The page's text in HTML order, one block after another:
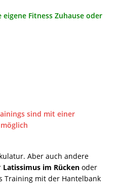
eigene Fitness Zuhause oder
Aber auch andere
Latissimus im Rücken oder
Training mit der Hantelbank